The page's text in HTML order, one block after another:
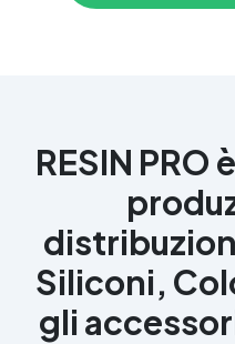
RESIN PRO
Siliconi,
gli